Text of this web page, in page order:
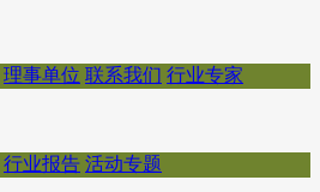
理事单位 联系我们 行业专家
行业报告 活动专题